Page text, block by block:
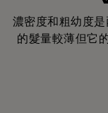
濃密度和粗幼度
的髮量較薄但它